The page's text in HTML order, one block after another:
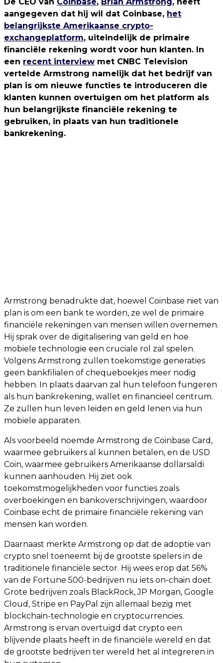
aangegeven dat hij wil dat Coinbase, het
belangrijkste Amerikaanse crypto-
exchangeplatform, uiteindelijk de primaire
financiële rekening wordt voor hun klanten. In
een recent interview met CNBC Television
vertelde Armstrong namelijk dat het bedrijf van
plan is om nieuwe functies te introduceren die
klanten kunnen overtuigen om het platform als
hun belangrijkste financiële rekening te
gebruiken, in plaats van hun traditionele
bankrekening.
Armstrong benadrukte dat, hoewel Coinbase niet van
plan is om een bank te worden, ze wel de primaire
financiële rekeningen van mensen willen overnemen.
Hij sprak over de digitalisering van geld en hoe
mobiele technologie een cruciale rol zal spelen.
Volgens Armstrong zullen toekomstige generaties
geen bankfilialen of chequeboekjes meer nodig
hebben. In plaats daarvan zal hun telefoon fungeren
als hun bankrekening, wallet en financieel centrum.
Ze zullen hun leven leiden en geld lenen via hun
mobiele apparaten.
Als voorbeeld noemde Armstrong de Coinbase Card,
waarmee gebruikers al kunnen betalen, en de USD
Coin, waarmee gebruikers Amerikaanse dollarsaldi
kunnen aanhouden. Hij ziet ook
toekomstmogelijkheden voor functies zoals
overboekingen en bankoverschrijvingen, waardoor
Coinbase echt de primaire financiële rekening van
mensen kan worden.
Daarnaast merkte Armstrong op dat de adoptie van
crypto snel toeneemt bij de grootste spelers in de
traditionele financiële sector. Hij wees erop dat 56%
van de Fortune 500-bedrijven nu iets on-chain doet.
Grote bedrijven zoals BlackRock, JP Morgan, Google
Cloud, Stripe en PayPal zijn allemaal bezig met
blockchain-technologie en cryptocurrencies.
Armstrong is ervan overtuigd dat crypto een
blijvende plaats heeft in de financiële wereld en dat
de grootste bedrijven ter wereld het al integreren in